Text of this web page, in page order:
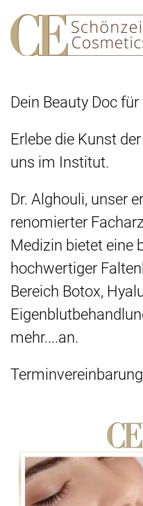
Skip to main content
Dein Beauty Doc
Erlebe die Kunst
uns im Institut.
Dr. Alghouli, unser
renomierter
Medizin bietet eine
hochwertiger
Bereich Botox,
mehr....an.